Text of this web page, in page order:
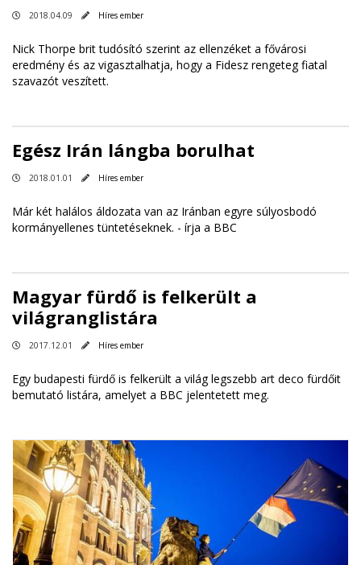
2018.04.09 Híres ember
Nick Thorpe brit tudósító szerint az ellenzéket a fővárosi
eredmény és az vigasztalhatja, hogy a Fidesz rengeteg fiatal
szavazót veszített.
Egész Irán lángba borulhat
2018.01.01 Híres ember
Már két halálos áldozata van az Iránban egyre súlyosbodó
kormányellenes tüntetéseknek. - írja a BBC
Magyar fürdő is felkerült a
világranglistára
2017.12.01 Híres ember
Egy budapesti fürdő is felkerült a világ legszebb art deco fürdőit
bemutató listára, amelyet a BBC jelentetett meg.